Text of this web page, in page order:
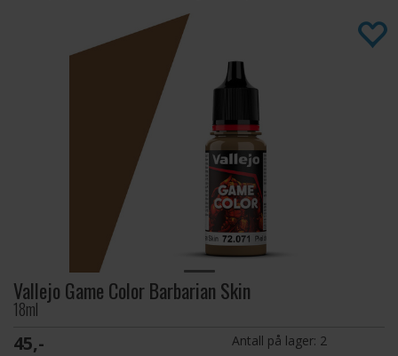
Vallejo Game Color Barbarian Skin
18ml
45,- Antall på lager: 2